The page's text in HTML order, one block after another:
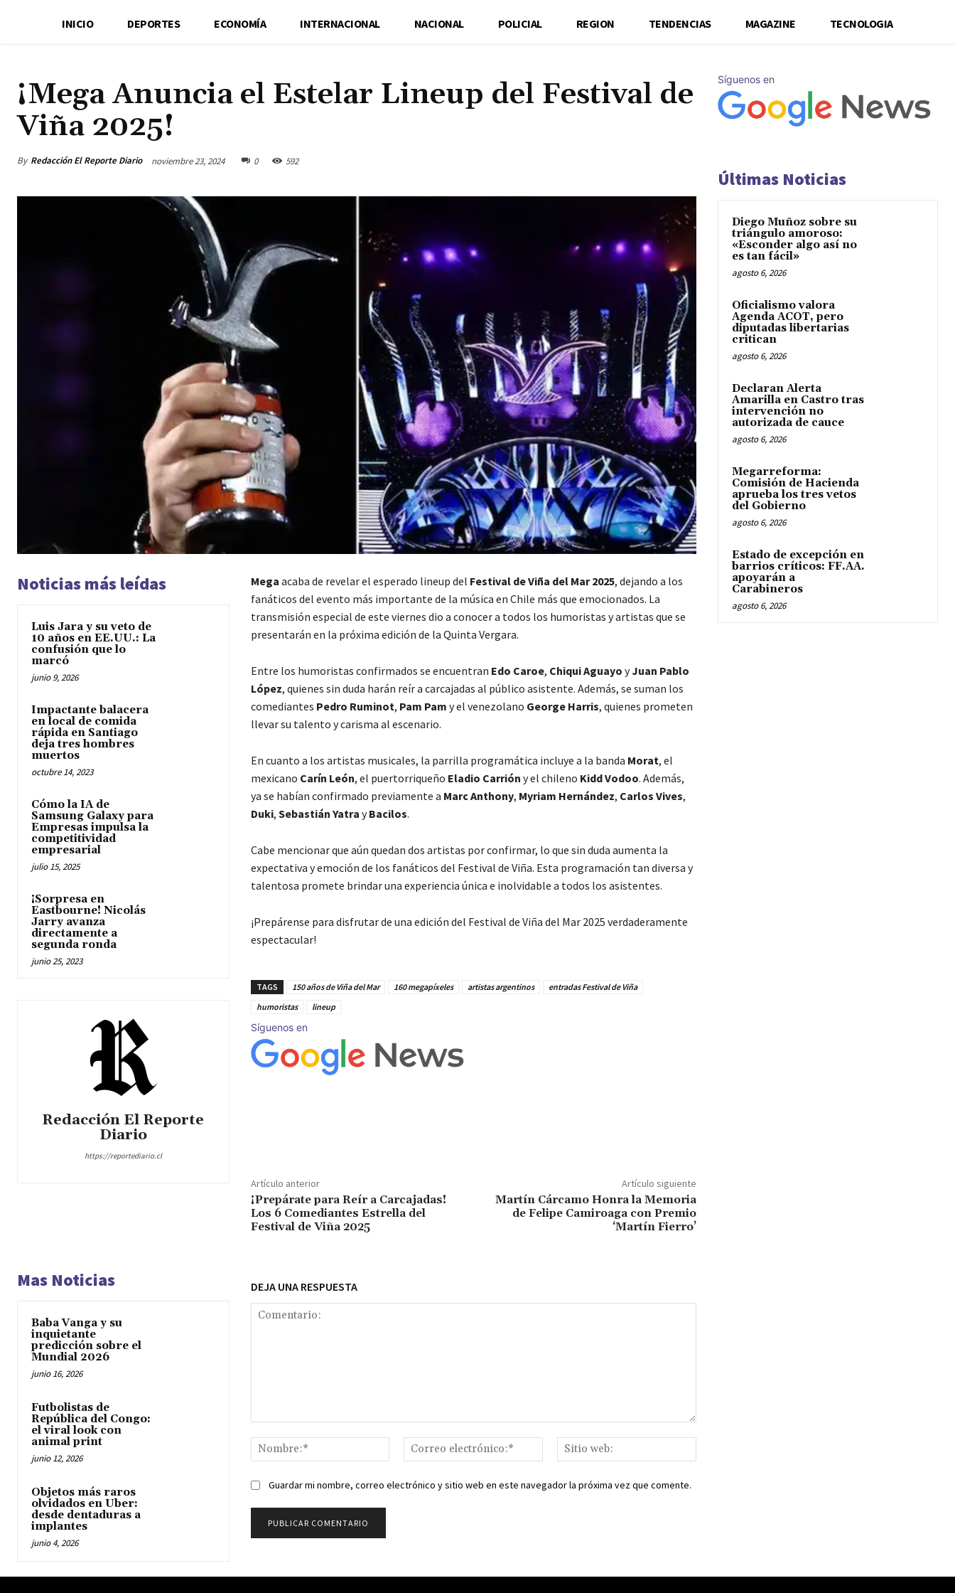
INICIO DEPORTES ECONOMÍA INTERNACIONAL NACIONAL POLICIAL REGION TENDENCIAS MAGAZINE TECNOLOGIA
¡Mega Anuncia el Estelar Lineup del Festival de
Viña 2025!
By Redacción El Reporte Diario noviembre 23, 2024 0 592
Noticias más leídas
Luis Jara y su veto de
10 años en EE.UU.: La
confusión que lo
marcó
junio 9, 2026
Impactante balacera
en local de comida
rápida en Santiago
deja tres hombres
muertos
octubre 14, 2023
Cómo la IA de
Samsung Galaxy para
Empresas impulsa la
competitividad
empresarial
julio 15, 2025
¡Sorpresa en
Eastbourne! Nicolás
Jarry avanza
directamente a
segunda ronda
junio 25, 2023
Redacción El Reporte
Diario
https://reportediario.cl
Mega acaba de revelar el esperado lineup del Festival de Viña del Mar 2025, dejando a los
fanáticos del evento más importante de la música en Chile más que emocionados. La
transmisión especial de este viernes dio a conocer a todos los humoristas y artistas que se
presentarán en la próxima edición de la Quinta Vergara.
Entre los humoristas confirmados se encuentran Edo Caroe, Chiqui Aguayo yJuan Pablo
López, quienes sin duda harán reír a carcajadas al público asistente. Además, se suman los
comediantes Pedro Ruminot, Pam Pam y el venezolano George Harris, quienes prometen
llevar su talento y carisma al escenario.
En cuanto a los artistas musicales, la parrilla programática incluye a la banda Morat, el
mexicano Carín León, el puertorriqueño Eladio Carrión y el chileno Kidd Vodoo. Además,
ya se habían confirmado previamente a Marc Anthony, Myriam Hernández, Carlos Vives,
Duki, Sebastián Yatra yBacilos.
Cabe mencionar que aún quedan dos artistas por confirmar, lo que sin duda aumenta la
expectativa y emoción de los fanáticos del Festival de Viña. Esta programación tan diversa y
talentosa promete brindar una experiencia única e inolvidable a todos los asistentes.
¡Prepárense para disfrutar de una edición del Festival de Viña del Mar 2025 verdaderamente
espectacular!
TAGS 150 años de Viña del Mar 160 megapíxeles artistas argentinos
entradas Festival de Viña
humoristas
lineup
Síguenos en
Artículo anterior
¡Prepárate para Reír a Carcajadas!
Los 6 Comediantes Estrella del
Festival de Viña 2025
Artículo siguiente
Martín Cárcamo Honra la Memoria
de Felipe Camiroaga con Premio
‘Martín Fierro’
Mas Noticias
Baba Vanga y su
inquietante
predicción sobre el
Mundial 2026
junio 16, 2026
Futbolistas de
República del Congo:
el viral look con
animal print
junio 12, 2026
Objetos más raros
olvidados en Uber:
desde dentaduras a
implantes
junio 4, 2026
DEJA UNA RESPUESTA
Nombre:*
Correo
electrónico:*
web:
Guardar mi nombre, correo electrónico y sitio web en este navegador la próxima vez que comente.
Síguenos en
Últimas Noticias
Diego Muñoz sobre su
triángulo amoroso:
«Esconder algo así no
es tan fácil»
agosto 6, 2026
Oficialismo valora
Agenda ACOT, pero
diputadas libertarias
critican
agosto 6, 2026
Declaran Alerta
Amarilla en Castro tras
intervención no
autorizada de cauce
agosto 6, 2026
Megarreforma:
Comisión de Hacienda
aprueba los tres vetos
del Gobierno
agosto 6, 2026
Estado de excepción en
barrios críticos: FF.AA.
apoyarán a
Carabineros
agosto 6, 2026